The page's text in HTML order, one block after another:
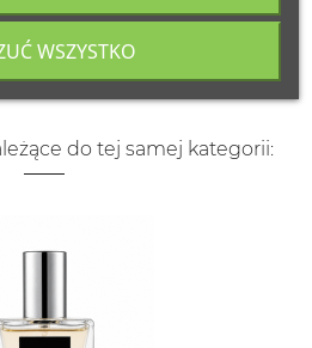
do tej samej kategorii:
WSZYSTKO